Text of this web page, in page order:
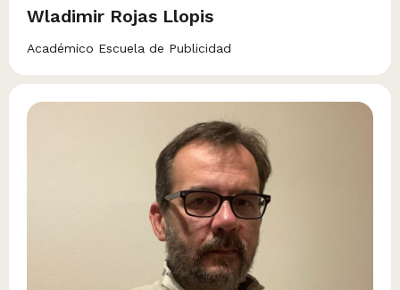
Wladimir Rojas Llopis
Académico Escuela de Publicidad